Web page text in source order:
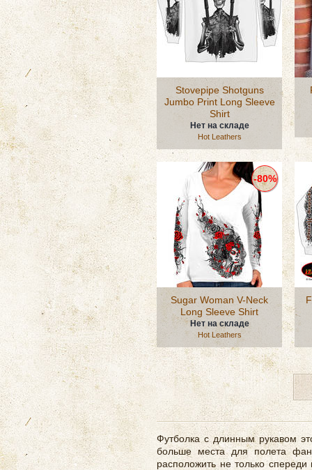
Stovepipe Shotguns
Jumbo Print Long Sleeve
Shirt
Нет на складе
Hot Leathers
Sugar Woman V-Neck
Long Sleeve Shirt
Нет на складе
Hot Leathers
-80%
Футболка с длинным рукавом
больше места для полета
расположить не только